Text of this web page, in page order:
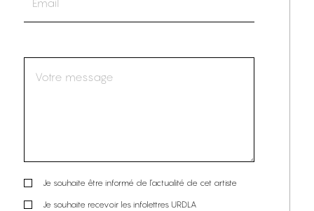
Je souhaite être informé de l’actualité de cet artiste
Je souhaite recevoir les infolettres URDLA